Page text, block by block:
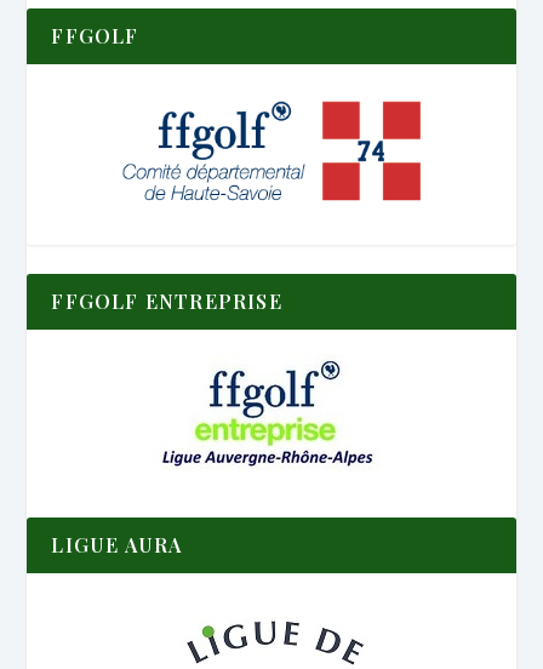
FFGOLF
FFGOLF ENTREPRISE
LIGUE AURA